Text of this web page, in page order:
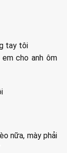
tay tôi
em cho anh ôm
nữa, mày phải